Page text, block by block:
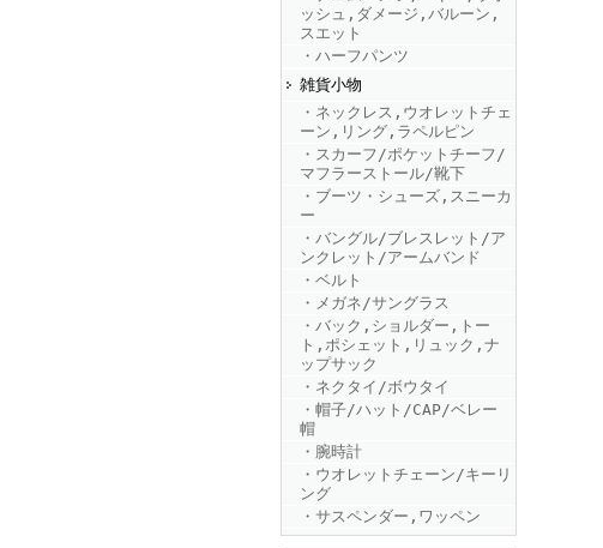
FINEBOYS2025年8月号
FINEBOYS2025年7月号
FINEBOYS2025年6月号
ッシュ,ダメージ,バルーン,
スエット
・ハーフパンツ
雑貨小物
・ネックレス,ウオレットチェ
ーン,リング,ラペルピン
・スカーフ/ポケットチーフ/
マフラーストール/靴下
・ブーツ・シューズ,スニーカ
ー
・バングル/ブレスレット/ア
ンクレット/アームバンド
・ベルト
・メガネ/サングラス
・バック,ショルダー,トー
ト,ポシェット,リュック,ナ
ップサック
・ネクタイ/ボウタイ
・帽子/ハット/CAP/ベレー
帽
・腕時計
・ウオレットチェーン/キーリ
ング
・サスペンダー,ワッペン